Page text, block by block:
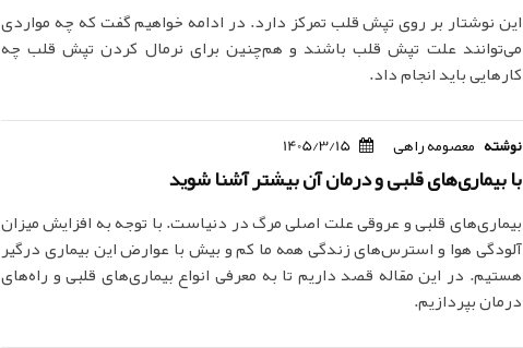
این نوشتار بر روی تپش قلب تمرکز دارد. در ادامه خواهیم گفت که چه مواردی
می‌توانند علت تپش قلب باشند و هم‌چنین برای نرمال کردن تپش قلب چه
کارهایی باید انجام داد.
نوشته معصومه راهی 1405/3/15
با بیماری‌های قلبی و درمان آن بیشتر آشنا شوید
بیماری‌های قلبی و عروقی علت اصلی مرگ در دنیاست. با توجه به افزایش میزان
آلودگی هوا و استرس‌های زندگی همه ما کم و بیش با عوارض این بیماری درگیر
هستیم. در این مقاله قصد داریم تا به معرفی انواع بیماری‌های قلبی و راه‌های
درمان بپردازیم.